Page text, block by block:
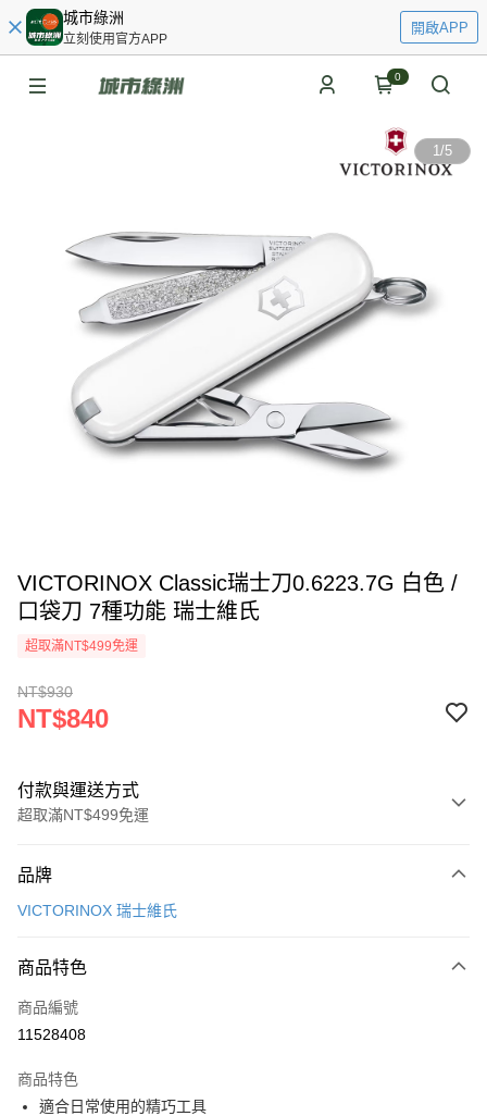
城市綠洲
立刻使用官方APP
開啟APP
0
1/5
VICTORINOX Classic瑞士刀0.6223.7G 白色 /
口袋刀 7種功能 瑞士維氏
超取滿NT$499免運
NT$930
NT$840
付款與運送方式
超取滿NT$499免運
信用卡一次付款
LINE Pay
Apple Pay
悠遊付
品牌
VICTORINOX 瑞士維氏
商品特色
商品編號
11528408
商品特色
適合日常使用的精巧工具